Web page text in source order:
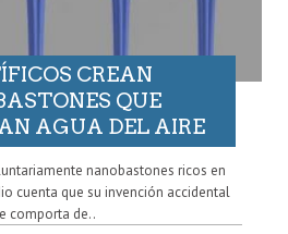
CREAN
QUE
AGUA DEL AIRE
nanobastones ricos en
cuenta que su invención accidental
comporta de..